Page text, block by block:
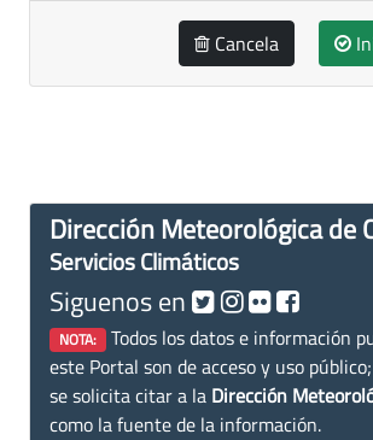
Cancela
Dirección Meteorológica de
Servicios Climáticos
Siguenos en
NOTA: Todos los datos e información
este Portal son de acceso y uso
se solicita citar a la Dirección
como la fuente de la información.